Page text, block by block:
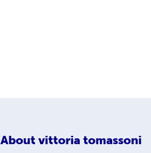
About vittoria tomassoni